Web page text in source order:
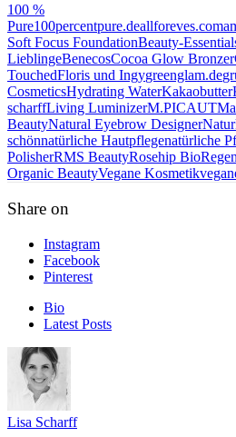
100 %
Pure100percentpure.deallforeves.com
Soft Focus FoundationBeauty-
LieblingeBenecosCocoa Glow Bronzer
TouchedFloris und Ingygreenglam.de
CosmeticsHydrating WaterKakaobutter
scharffLiving LuminizerM.PICAUT
BeautyNatural Eyebrow Designer
schönnatürliche Hautpflegenatürliche
PolisherRMS BeautyRosehip
Organic BeautyVegane Kosmetik
Share on
Instagram
Facebook
Pinterest
Bio
Latest Posts
Lisa Scharff